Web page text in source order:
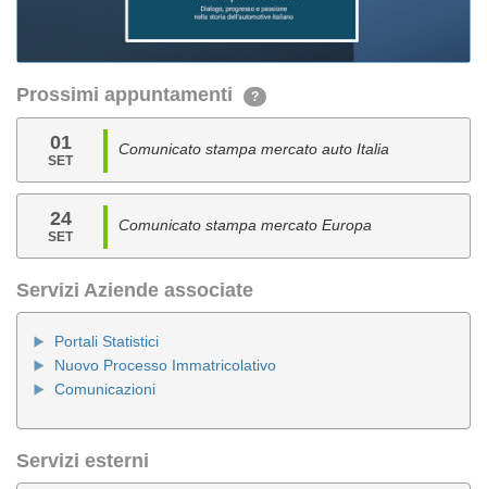
Prossimi appuntamenti ?
01
SET
Comunicato stampa mercato auto Italia
24
SET
Comunicato stampa mercato Europa
Servizi Aziende associate
Portali Statistici
Nuovo Processo Immatricolativo
Comunicazioni
Servizi esterni